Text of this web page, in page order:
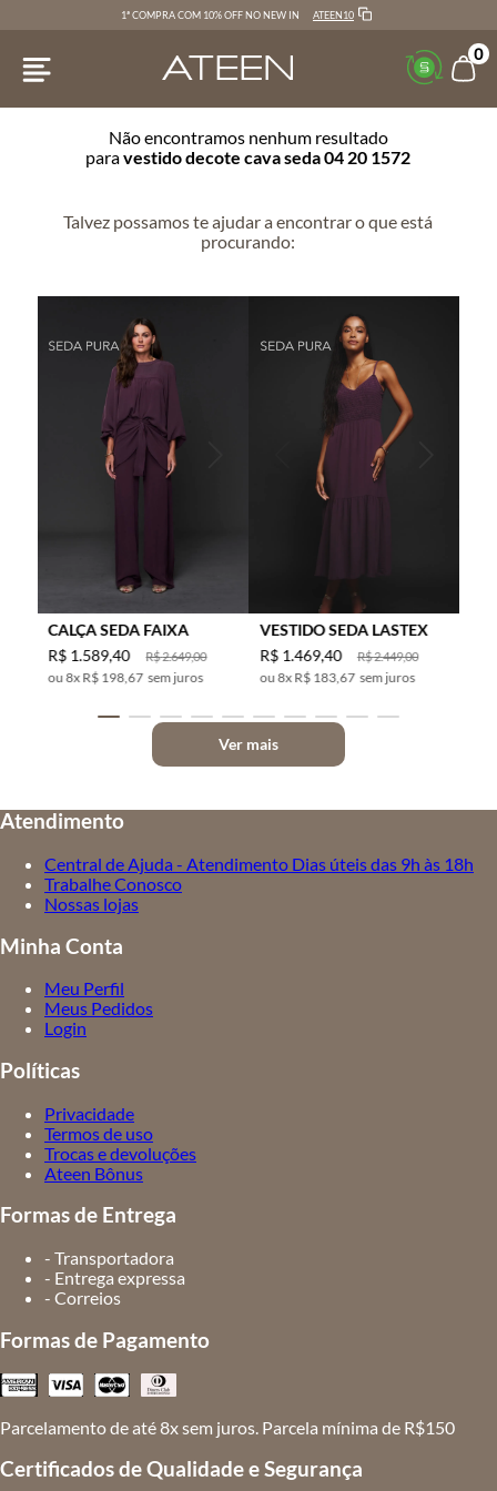
1ª COMPRA COM 10% OFF NO NEW IN ATEEN10
0
Não encontramos nenhum resultado
paravestido decote cava seda 04 20 1572
Talvez possamos te ajudar a encontrar o que está
procurando:
CALÇA SEDA FAIXA
R$2.649,00
R$ 1.589,40
8x R$ 198,67 sem juros
VESTIDO SEDA LASTEX
R$2.449,00
R$ 1.469,40
8x R$ 183,67 sem juros
Ver mais
Atendimento
Central de Ajuda - Atendimento Dias úteis das 9h às 18h
Trabalhe Conosco
Nossas lojas
Minha Conta
Meu Perfil
Meus Pedidos
Login
Políticas
Privacidade
Termos de uso
Trocas e devoluções
Ateen Bônus
Formas de Entrega
- Transportadora
- Entrega expressa
- Correios
Formas de Pagamento
Parcelamento de até 8x sem juros. Parcela mínima de R$150
Certificados de Qualidade e Segurança